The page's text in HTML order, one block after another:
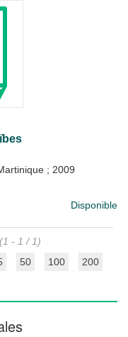
; 2009
Disponible
(1 - 1 / 1)
50 100 200